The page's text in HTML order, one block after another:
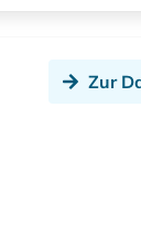
Zur